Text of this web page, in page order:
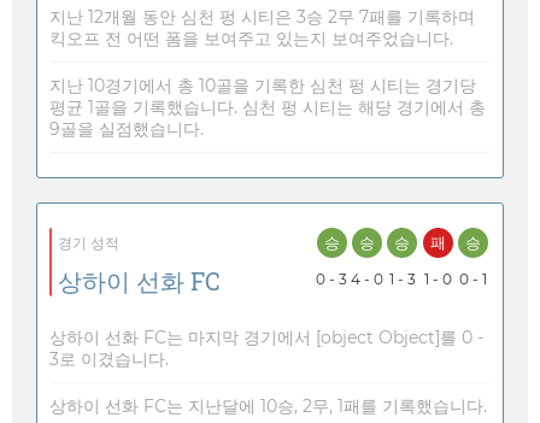
지난 12개월 동안 심천 펑 시티은 3승 2무 7패를 기록하며
킥오프 전 어떤 폼을 보여주고 있는지 보여주었습니다.
지난 10경기에서 총 10골을 기록한 심천 펑 시티는 경기당
평균 1골을 기록했습니다. 심천 펑 시티는 해당 경기에서 총
9골을 실점했습니다.
경기 성적
상하이 선화 FC
승
0 - 3
승
4 - 0
승
1 - 3
패
1 - 0
승
0 - 1
상하이 선화 FC는 마지막 경기에서 [object Object]를 0 -
3로 이겼습니다.
상하이 선화 FC는 지난달에 10승, 2무, 1패를 기록했습니다.